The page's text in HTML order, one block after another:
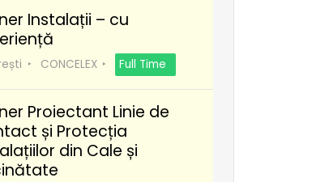
Instalații – cu
CONCELEX Full Time
Proiectant Linie de
și Protecția
din Cale și